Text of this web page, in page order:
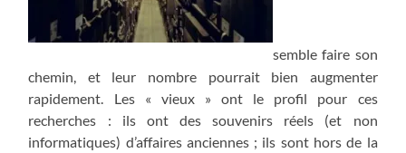
semble faire son
chemin, et leur nombre pourrait bien augmenter
rapidement. Les « vieux » ont le profil pour ces
recherches : ils ont des souvenirs réels (et non
informatiques) d’affaires anciennes ; ils sont hors de la